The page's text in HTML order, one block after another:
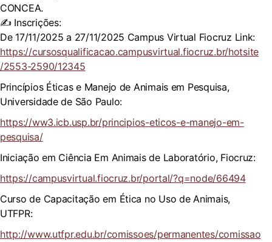
CONCEA.
✍️ Inscrições:
De 17/11/2025 a 27/11/2025 Campus Virtual Fiocruz Link:
https://cursosqualificacao.campusvirtual.fiocruz.br/hotsite
/2553-2590/12345
Princípios Éticas e Manejo de Animais em Pesquisa,
Universidade de São Paulo:
https://ww3.icb.usp.br/principios-eticos-e-manejo-em-
pesquisa/
Iniciação em Ciência Em Animais de Laboratório, Fiocruz:
https://campusvirtual.fiocruz.br/portal/?q=node/66494
Curso de Capacitação em Ética no Uso de Animais,
UTFPR:
http://www.utfpr.edu.br/comissoes/permanentes/comissao